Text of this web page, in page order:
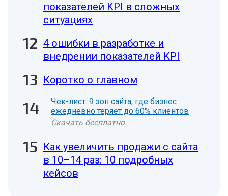
показателей KPI в сложных
ситуациях
4 ошибки в разработке и
внедрении показателей KPI
Коротко о главном
Чек-лист: 9 зон сайта, где бизнес
ежедневно теряет до 60% клиентов
Скачать бесплатно
Как увеличить продажи с сайта
в 10–14 раз: 10 подробных
кейсов